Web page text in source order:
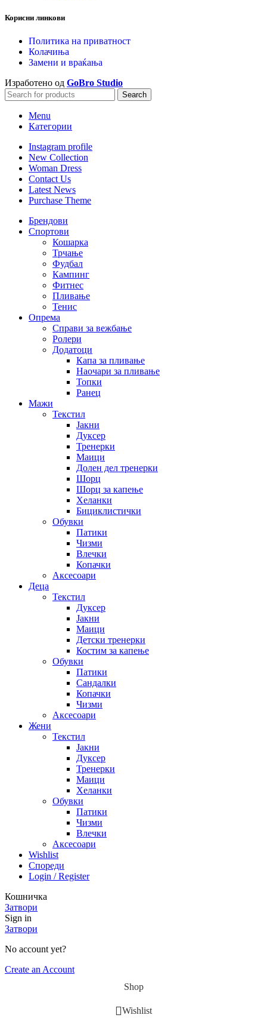
Корисни линкови
Политика на приватност
Колачиња
Замени и враќања
Изработено од GoBro Studio
Search
Menu
Категории
Instagram profile
New Collection
Woman Dress
Contact Us
Latest News
Purchase Theme
Брендови
Спортови
Кошарка
Трчање
Фудбал
Кампинг
Фитнес
Пливање
Тенис
Опрема
Справи за вежбање
Ролери
Додатоци
Капа за пливање
Наочари за пливање
Топки
Ранец
Мажи
Текстил
Јакни
Дуксер
Тренерки
Маици
Долен дел тренерки
Шорц
Шорц за капење
Хеланки
Бициклистички
Обувки
Патики
Чизми
Влечки
Копачки
Аксесоари
Деца
Текстил
Дуксер
Јакни
Маици
Детски тренерки
Костим за капење
Обувки
Патики
Сандалки
Копачки
Чизми
Аксесоари
Жени
Текстил
Јакни
Дуксер
Тренерки
Маици
Хеланки
Обувки
Патики
Чизми
Влечки
Аксесоари
Wishlist
Спореди
Login / Register
Кошничка
Затвори
Sign in
Затвори
No account yet?
Create an Account
Shop
Wishlist